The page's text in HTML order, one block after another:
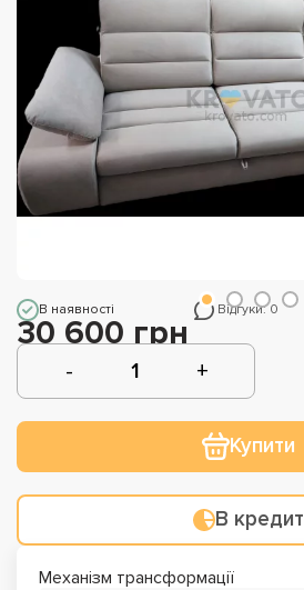
В наявності Відгуки: 0
30 600 грн
Купити
В кредит
Механізм трансформації